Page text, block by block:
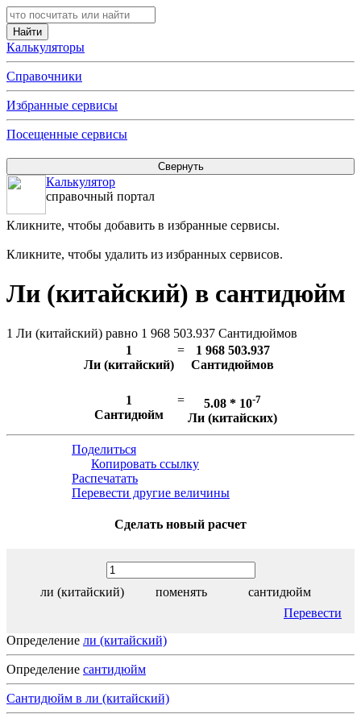
Калькуляторы
Справочники
Избранные сервисы
Посещенные сервисы
Калькулятор
справочный портал
Кликните, чтобы добавить в избранные сервисы.
Кликните, чтобы удалить из избранных сервисов.
Ли (китайский) в сантидюйм
1 Ли (китайский) равно 1 968 503.937 Сантидюймов
1
Ли (китайский)
=
1 968 503.937
Сантидюймов
1
Сантидюйм
= 5.08 * 10-7
Ли (китайских)
Поделиться
Копировать ссылку
Распечатать
Перевести другие величины
Сделать новый расчет
ли (китайский) поменять
сантидюйм
Перевести
Определение ли (китайский)
Определение сантидюйм
Сантидюйм в ли (китайский)